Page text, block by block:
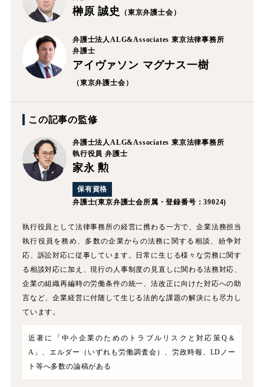
榊原 誠史 （東京弁護士会）
弁護士法人ALG&Associates 東京法律事務所
弁護士
アイヴァソン マグナス一樹
（東京弁護士会）
この記事の監修
弁護士法人ALG&Associates 東京法律事務所
執行役員 弁護士
家永 勲
保有資格
弁護士(東京弁護士会所属・登録番号：39024)
執行役員として法律事務所の経営に携わる一方で、企業法務担当
執行役員を務め、多数の企業からの法務に関する相談、紛争対
応、訴訟対応に従事しています。日常に生じる様々な労務に関す
る相談対応に加え、現行の人事制度の見直しに関わる法務対応、
企業の組織再編時の労働条件の統一、法改正に向けた対応への助
言など、企業経営に付随して生じる法的な課題の解決にも尽力し
ています。
近著に「中小企業のためのトラブルリスクと対応策Q＆
A」、エルダー（いずれも労働調査会）、労政時報、LDノー
ト等へ多数の論稿がある